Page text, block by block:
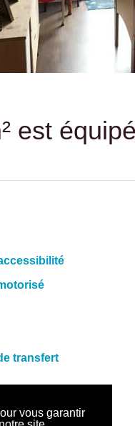
vous garantir
est
transfert